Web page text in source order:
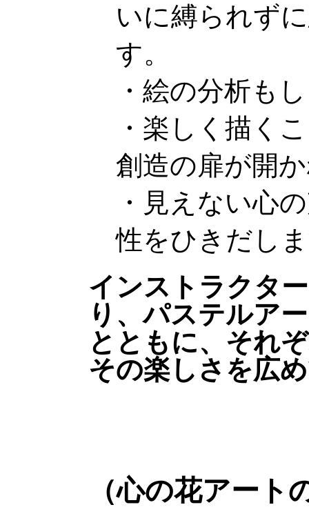
いに縛られず
す。
・絵の分析も
・楽しく描く
創造の扉が開
・見えない心
性をひきだし
インストラクタ
り、パステルア
とともに、それ
その楽しさを広
（心の花アート